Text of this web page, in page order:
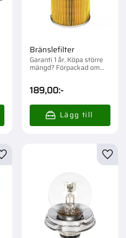
Bränslefilter
Garanti 1 år. Köpa större
mängd? Förpackad om
189,00:-
Lägg till i favoriter